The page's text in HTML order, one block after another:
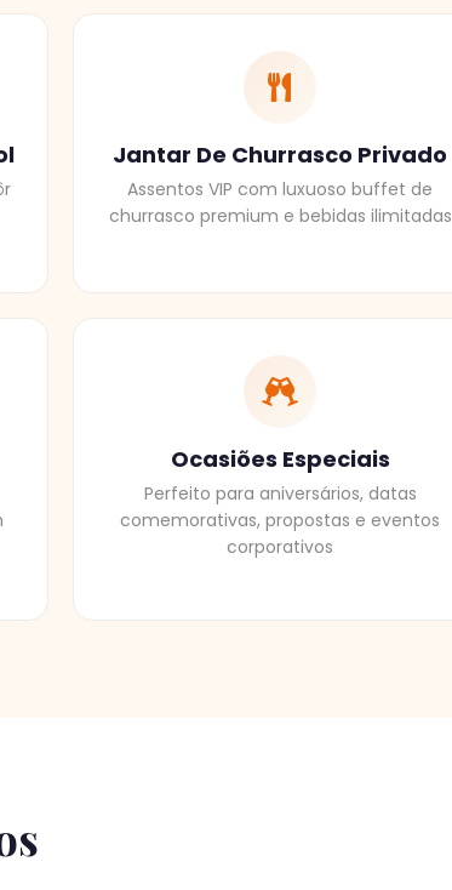
Jantar De Churrasco Privado
Assentos VIP com luxuoso buffet de
churrasco premium e bebidas ilimitadas
Ocasiões Especiais
Perfeito para aniversários, datas
comemorativas, propostas e eventos
corporativos